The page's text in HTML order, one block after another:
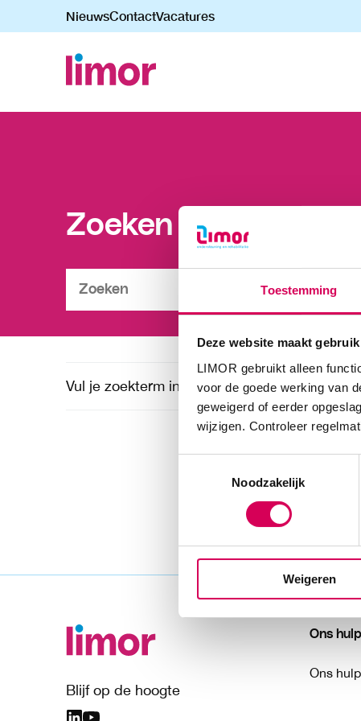
Toestemming
Deze website maakt
LIMOR gebruikt alleen
voor de goede werking van
geweigerd of eerder
wijzigen. Controleer
Noodzakelijk
Weigeren
Navigatie
overslaan
NieuwsContactVacatures
Zoeken
Vul je zoekterm in om te zoeken.
Blijf op de hoogte
Ons
Ons